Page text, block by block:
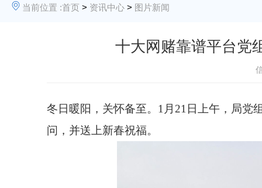
当前位置 :首页 > 资讯中心 > 图片新闻
十大网赌靠谱平台党
冬日暖阳，关怀备至。1月21日上午，局党
问，并送上新春祝福。